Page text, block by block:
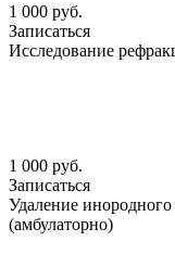
1 000 руб.
Записаться
Исследование
1 000 руб.
Записаться
Удаление
(амбулаторно)